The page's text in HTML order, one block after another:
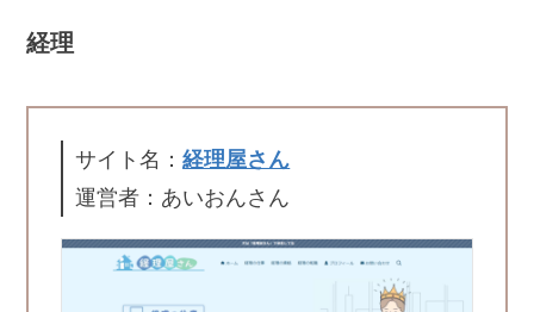
経理
サイト名：経理屋さん
運営者：あいおんさん